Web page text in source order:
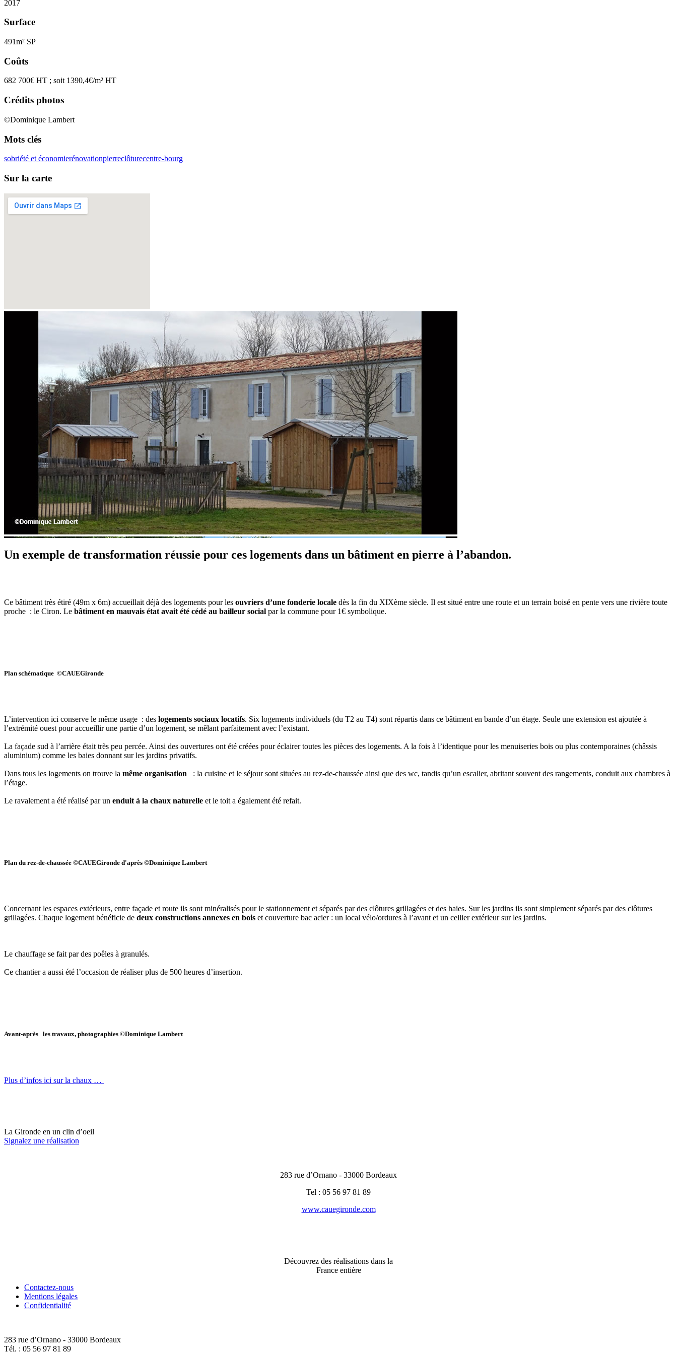
2017
Surface
491m² SP
Coûts
682 700€ HT ; soit 1390,4€/m² HT
Crédits photos
©Dominique Lambert
Mots clés
sobriété et économierénovationpierreclôturecentre-bourg
Sur la carte
Un exemple de transformation réussie pour ces logements dans un bâtiment en pierre à l’abandon.
Ce bâtiment très étiré (49m x 6m) accueillait déjà des logements pour les ouvriers d’une fonderie locale dès la fin du XIXème siècle. Il est situé entre une route et un terrain boisé en pente vers une rivière toute
proche : le Ciron. Le bâtiment en mauvais état avait été cédé au bailleur social par la commune pour 1€ symbolique.
Plan schématique ©CAUEGironde
L’intervention ici conserve le même usage : des logements sociaux locatifs. Six logements individuels (du T2 au T4) sont répartis dans ce bâtiment en bande d’un étage. Seule une extension est ajoutée à
l’extrémité ouest pour accueillir une partie d’un logement, se mêlant parfaitement avec l’existant.
La façade sud à l’arrière était très peu percée. Ainsi des ouvertures ont été créées pour éclairer toutes les pièces des logements. A la fois à l’identique pour les menuiseries bois ou plus contemporaines (châssis
aluminium) comme les baies donnant sur les jardins privatifs.
Dans tous les logements on trouve la même organisation : la cuisine et le séjour sont situées au rez-de-chaussée ainsi que des wc, tandis qu’un escalier, abritant souvent des rangements, conduit aux chambres à
l’étage.
Le ravalement a été réalisé par un enduit à la chaux naturelle et le toit a également été refait.
Plan du rez-de-chaussée ©CAUEGironde d'après ©Dominique Lambert
Concernant les espaces extérieurs, entre façade et route ils sont minéralisés pour le stationnement et séparés par des clôtures grillagées et des haies. Sur les jardins ils sont simplement séparés par des clôtures
grillagées. Chaque logement bénéficie de deux constructions annexes en bois et couverture bac acier : un local vélo/ordures à l’avant et un cellier extérieur sur les jardins.
Le chauffage se fait par des poêles à granulés.
Ce chantier a aussi été l’occasion de réaliser plus de 500 heures d’insertion.
Avant-après les travaux, photographies ©Dominique Lambert
Plus d’infos ici sur la chaux …
La Gironde en un clin d’oeil
Signalez une réalisation
283 rue d’Ornano - 33000 Bordeaux
Tel : 05 56 97 81 89
www.cauegironde.com
Découvrez des réalisations dans la
France entière
Contactez-nous
Mentions légales
Confidentialité
283 rue d’Ornano - 33000 Bordeaux
Tél. : 05 56 97 81 89